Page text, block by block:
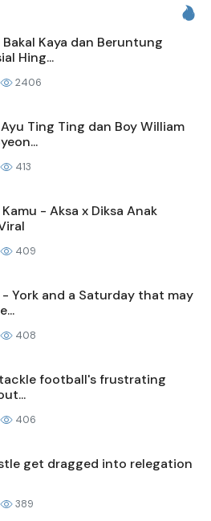
Kaya dan Beruntung
Hing...
2406
Ting Ting dan Boy William
413
- Aksa x Diksa Anak
409
York and a Saturday that may
408
football's frustrating
406
get dragged into relegation
389